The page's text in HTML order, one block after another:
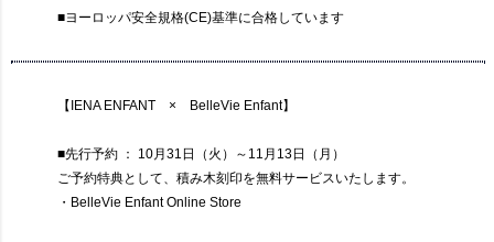
■ヨーロッパ安全規格(CE)基準に合格しています
【IENA ENFANT × BelleVie Enfant】
■先行予約 ： 10月31日（火）～11月13日（月）
ご予約特典として、積み木刻印を無料サービスいたします。
・BelleVie Enfant Online Store